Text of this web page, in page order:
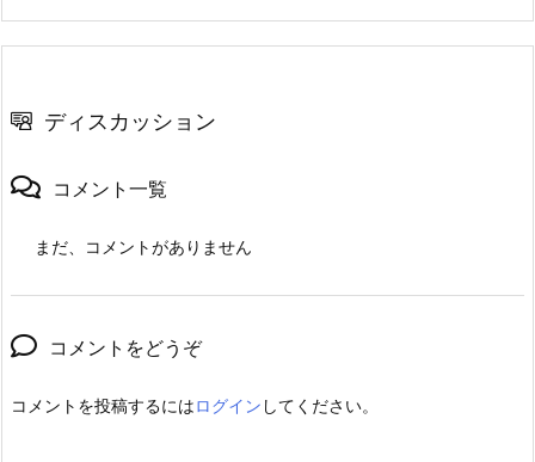
ディスカッション
コメント一覧
まだ、コメントがありません
コメントをどうぞ
コメントを投稿するにはログイン してください。